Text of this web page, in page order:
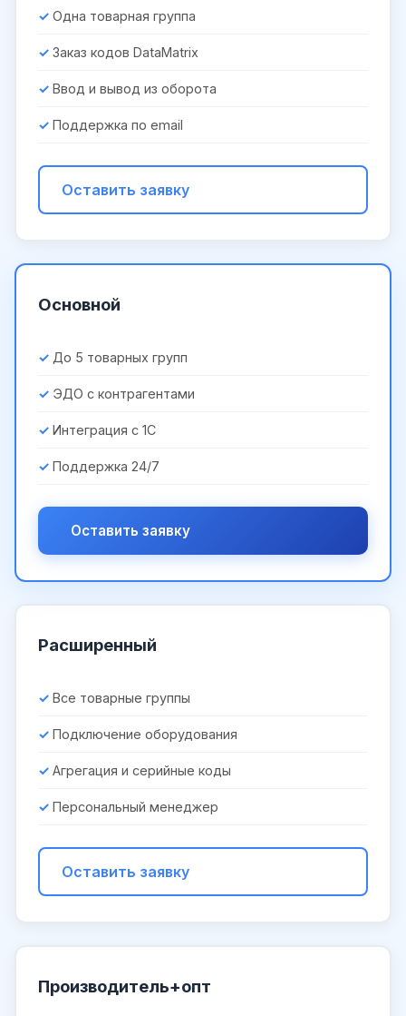
Одна товарная группа
Заказ кодов DataMatrix
Ввод и вывод из оборота
Поддержка по email
Оставить заявку
Основной
До 5 товарных групп
ЭДО с контрагентами
Интеграция с 1С
Поддержка 24/7
Оставить заявку
Расширенный
Все товарные группы
Подключение оборудования
Агрегация и серийные коды
Персональный менеджер
Оставить заявку
Производитель+опт